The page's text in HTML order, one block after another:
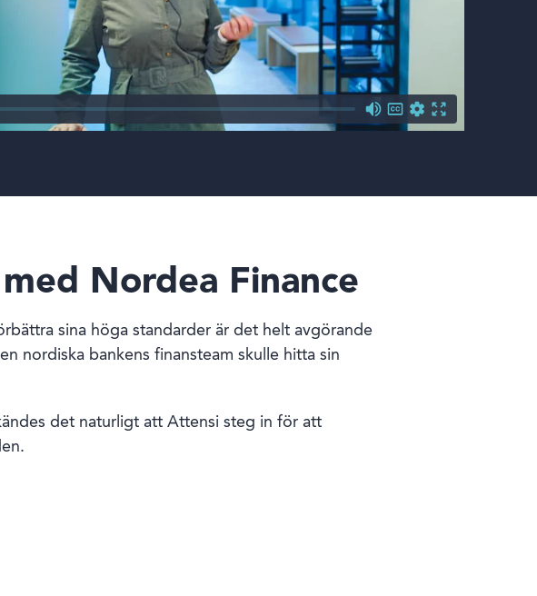
Nordea Finance
sina höga standarder är det helt avgörande
nordiska bankens finansteam skulle hitta sin
det naturligt att Attensi steg in för att